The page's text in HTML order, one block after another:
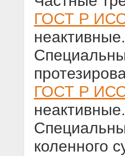
ГОСТ Р
ГОСТ Р
коленного